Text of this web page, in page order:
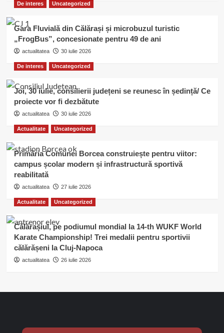
De interes Uncategorized
Gara Fluvială din Călărași și microbuzul turistic
„FrogBus”, concesionate pentru 49 de ani
actualitatea 30 iulie 2026
De interes Uncategorized
Joi, 30 iulie, consilierii județeni se reunesc în ședință/ Ce
proiecte vor fi dezbătute
actualitatea 30 iulie 2026
Actualitate Uncategorized
Primăria Comunei Borcea construiește pentru viitor:
campus școlar modern și infrastructură sportivă
reabilitată
actualitatea 27 iulie 2026
Actualitate Uncategorized
Călărașiul, pe podiumul mondial la 14-th WUKF World
Karate Championship! Trei medalii pentru sportivii
călărășeni la Cluj-Napoca
actualitatea 26 iulie 2026